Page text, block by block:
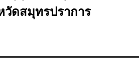
วัดสมุทรปราการ